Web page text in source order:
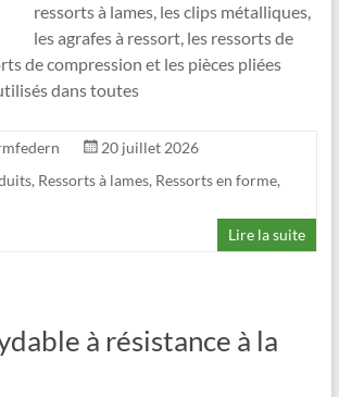
ressorts à lames, les clips métalliques,
les agrafes à ressort, les ressorts de
de compression et les pièces pliées
dans toutes
20 juillet 2026
, Ressorts à lames, Ressorts en forme,
Lire la suite
à résistance à la